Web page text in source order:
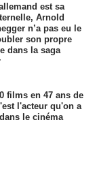
est sa
Arnold
n’a pas eu le
son propre
dans la saga
films en 47 ans de
l'acteur qu'on a
le cinéma